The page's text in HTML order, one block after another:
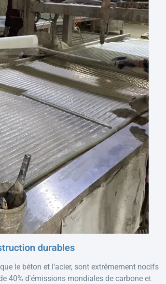
durables
le béton et l'acier, sont extrêmement nocifs
40% d'émissions mondiales de carbone et